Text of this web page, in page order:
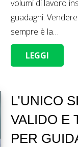
volumi di lavoro
guadagni.
sempre è la…
LEGGI
L’UNICO
VALIDO E
PER